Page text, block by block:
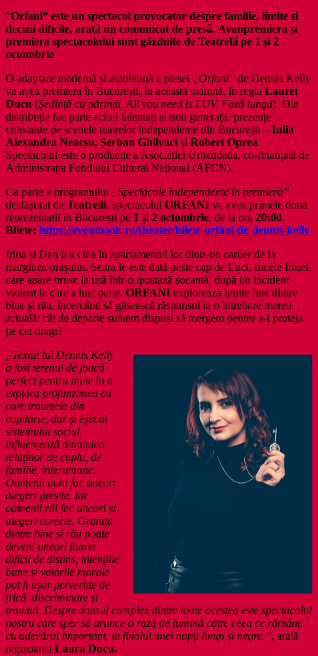
”Orfani” este un spectacol provocator despre familie, limite și
decizii dificile, arată un comunicat de presă. Avanpremiera și
premiera spectacolului sunt găzduite de Teatrelli pe 1 și 2
octombrie
O adaptare modernă și autohtonă a piesei
„Orfani” de Dennis Kelly
va avea premiera în București, în această toamnă, în regia Laurei
Ducu (Ședință cu părinții, All you need is LUV, Fază lungă). Din
distribuție fac parte actori talentați ai noii generații, prezențe
constante pe scenele teatrelor independente din București – Iulia
Alexandra Neacșu, Șerban Ghilvaci și Robert Oprea.
Spectacolul este o producție a Asociației Urbandada, co-finanțată de
Administrația Fondului Cultural Național (AFCN).
Ca parte a programului
„Spectacole independente în premieră”
desfășurat de Teatrelli, spectacolul ORFANI va avea primele două
reprezentații în București pe 1 și 2 octombrie, de la ora 20:00.
Bilete: https://eventbook.ro/theater/bilete-orfani-de-dennis-kelly
Irina și Dan iau cina în apartamentul lor dintr-un cartier de la
marginea orașului. Seara le este dată peste cap de Luci, fratele Irinei,
care apare brusc la ușă într-o ipostază șocantă, după un incident
violent la care a luat parte. ORFANI explorează liniile fine dintre
bine și rău, încercând să găsească răspunsul la o întrebare mereu
actuală: cât de departe suntem dispuși să mergem pentru a-i proteja
pe cei dragi?
„Textul lui Dennis Kelly
a fost terenul de joacă
perfect pentru mine în a
explora profunzimea cu
care traumele din
copilărie, dar și eșecul
sistemului social,
influențează dinamica
relațiilor de cuplu, de
familie, interumane.
Oamenii buni fac uneori
alegeri greșite. Iar
oamenii răi fac uneori și
alegeri corecte. Granița
dintre bine și rău poate
deveni uneori foarte
dificil de distins, intențiile
bune și valorile morale
pot fi ușor pervertite de
frică, discriminare și
traumă. Despre dansul complex dintre toate acestea este spectacolul
nostru care sper să arunce o rază de lumină către ceea ce rămâne
cu adevărat important, la finalul unei nopți lungi și negre.”, arată
regizoarea Laura Ducu.